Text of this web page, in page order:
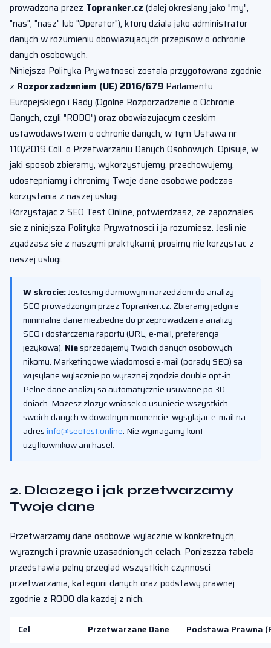
prowadzona przez Topranker.cz (dalej okreslany jako "my",
"nas", "nasz" lub "Operator"), ktory dziala jako administrator
danych w rozumieniu obowiazujacych przepisow o ochronie
danych osobowych.
Niniejsza Polityka Prywatnosci zostala przygotowana zgodnie
z Rozporzadzeniem (UE) 2016/679 Parlamentu
Europejskiego i Rady (Ogolne Rozporzadzenie o Ochronie
Danych, czyli "RODO") oraz obowiazujacym czeskim
ustawodawstwem o ochronie danych, w tym Ustawa nr
110/2019 Coll. o Przetwarzaniu Danych Osobowych. Opisuje, w
jaki sposob zbieramy, wykorzystujemy, przechowujemy,
udostepniamy i chronimy Twoje dane osobowe podczas
korzystania z naszej uslugi.
Korzystajac z SEO Test Online, potwierdzasz, ze zapoznales
sie z niniejsza Polityka Prywatnosci i ja rozumiesz. Jesli nie
zgadzasz sie z naszymi praktykami, prosimy nie korzystac z
naszej uslugi.
W skrocie:Jestesmy darmowym narzedziem do analizy
SEO prowadzonym przez Topranker.cz. Zbieramy jedynie
minimalne dane niezbedne do przeprowadzenia analizy
SEO i dostarczenia raportu (URL, e-mail, preferencja
jezykowa). Niesprzedajemy Twoich danych osobowych
nikomu. Marketingowe wiadomosci e-mail (porady SEO) sa
wysylane wylacznie po wyraznej zgodzie double opt-in.
Pelne dane analizy sa automatycznie usuwane po 30
dniach. Mozesz zlozyc wniosek o usuniecie wszystkich
swoich danych w dowolnym momencie, wysylajac e-mail na
adresinfo@seotest.online. Nie wymagamy kont
uzytkownikow ani hasel.
2. Dlaczego i jak przetwarzamy
Twoje dane
Przetwarzamy dane osobowe wylacznie w konkretnych,
wyraznych i prawnie uzasadnionych celach. Ponizszza tabela
przedstawia pelny przeglad wszystkich czynnosci
przetwarzania, kategorii danych oraz podstawy prawnej
zgodnie z RODO dla kazdej z nich.
Cel Przetwarzane Dane Podstawa Prawna